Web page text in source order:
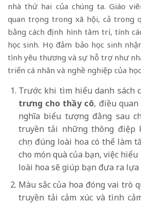
nhà thứ hai của chúng ta. Giáo
quan trọng trong xã hội, cả trong
bằng cách định hình tâm trí, tính
học sinh. Họ đảm bảo học sinh
tình yêu thương và sự hỗ trợ như
triển cá nhân và nghề nghiệp của
Trước khi tìm hiểu danh sách
trưng cho thầy cô, điều quan
nghĩa biểu tượng đằng sau
truyền tải những thông điệp
chọn đúng loài hoa có thể làm
cho món quà của bạn, việc
loài hoa sẽ giúp bạn đưa ra lựa
Màu sắc của hoa đóng vai trò
truyền tải cảm xúc và tình